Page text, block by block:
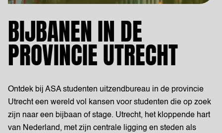
BIJBANEN IN DE
PROVINCIE UTRECHT
Ontdek bij ASA studenten uitzendbureau in de provincie
Utrecht een wereld vol kansen voor studenten die op zoek
zijn naar een bijbaan of stage. Utrecht, het kloppende hart
van Nederland, met zijn centrale ligging en steden als